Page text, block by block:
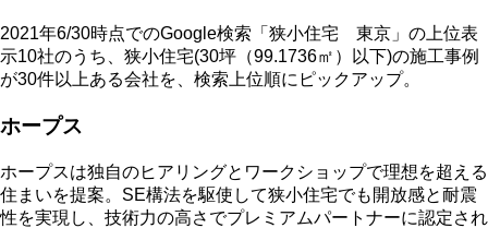
2021年6/30時点でのGoogle検索「狭小住宅 東京」の上位表
示10社のうち、狭小住宅(30坪（99.1736㎡）以下)の施工事例
が30件以上ある会社を、検索上位順にピックアップ。
ホープス
ホープスは独自のヒアリングとワークショップで理想を超える
住まいを提案。SE構法を駆使して狭小住宅でも開放感と耐震
性を実現し、技術力の高さでプレミアムパートナーに認定され